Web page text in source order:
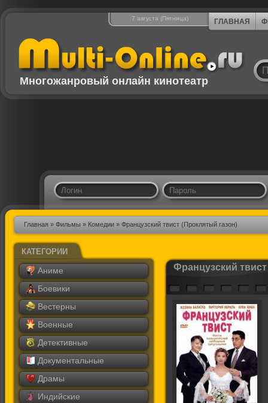
7 августа (Пятница) ГЛАВНАЯ
Многожанровый онлайн кинотеатр
Главная » Фильмы » Комедии » Французский твист (Проклятый газон)
КАТЕГОРИИ
Аниме
Боевики
Вестерны
Военные
Детективные
Документальные
Драмы
Индийские
Французский